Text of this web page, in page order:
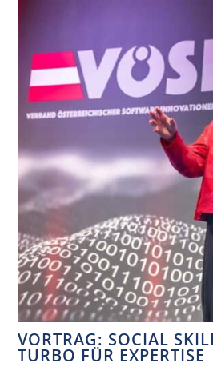
VORTRAG: SOCIAL
TURBO FÜR EXPERTISE